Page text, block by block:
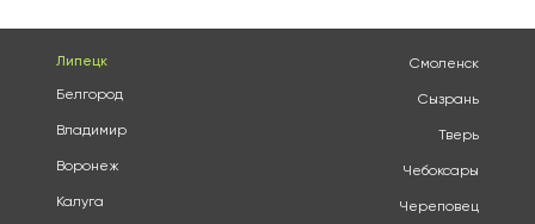
Липецк
Белгород
Владимир
Воронеж
Калуга
Смоленск
Сызрань
Тверь
Чебоксары
Череповец